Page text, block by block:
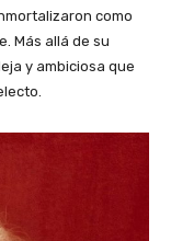
como
Más allá de su
y ambiciosa que